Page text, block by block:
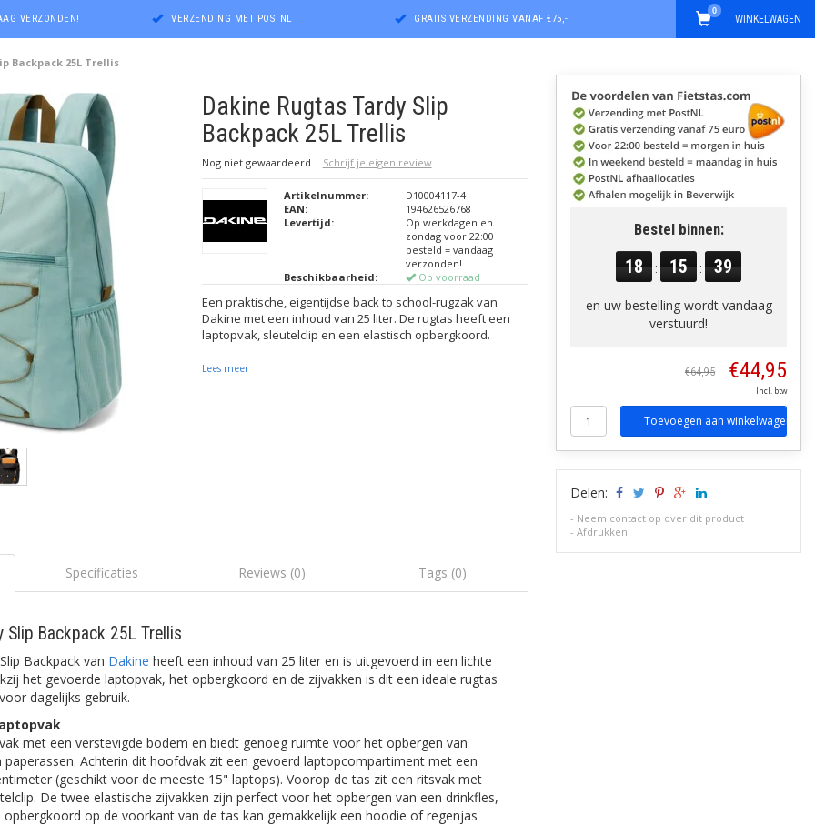
VERZONDEN! VERZENDING MET POSTNL GRATIS VERZENDING VANAF €75,- WINKELWAGEN
0
Backpack 25L Trellis
Dakine Rugtas Tardy Slip
Backpack 25L Trellis
Nog niet gewaardeerd | Schrijf je eigen review
Artikelnummer:
D10004117-4
EAN:
194626526768
Levertijd:
Op werkdagen en
zondag voor 22:00
besteld = vandaag
verzonden!
Beschikbaarheid:
Op voorraad
Een praktische, eigentijdse back to school-rugzak van
Dakine met een inhoud van 25 liter. De rugtas heeft een
laptopvak, sleutelclip en een elastisch opbergkoord.
Lees meer
Specificaties Reviews (0) Tags (0)
Slip Backpack 25L Trellis
Backpack van Dakine heeft een inhoud van 25 liter en is uitgevoerd in een lichte
het gevoerde laptopvak, het opbergkoord en de zijvakken is dit een ideale rugtas
dagelijks gebruik.
met een verstevigde bodem en biedt genoeg ruimte voor het opbergen van
paperassen. Achterin dit hoofdvak zit een gevoerd laptopcompartiment met een
(geschikt voor de meeste 15" laptops). Voorop de tas zit een ritsvak met
De twee elastische zijvakken zijn perfect voor het opbergen van een drinkfles,
op de voorkant van de tas kan gemakkelijk een hoodie of regenjas
Bestel binnen:
18 : 15 : 39
en uw bestelling wordt vandaag
verstuurd!
€64,95 €44,95
Incl. btw
Toevoegen aan winkelwagen
Delen:
- Neem contact op over dit product
-Afdrukken